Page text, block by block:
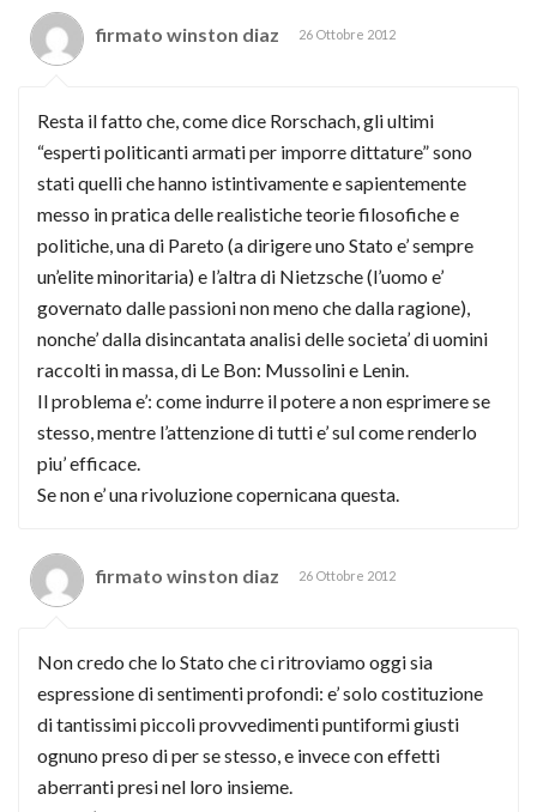
firmato winston diaz 26 Ottobre 2012
Resta il fatto che, come dice Rorschach, gli ultimi
“esperti politicanti armati per imporre dittature” sono
stati quelli che hanno istintivamente e sapientemente
messo in pratica delle realistiche teorie filosofiche e
politiche, una di Pareto (a dirigere uno Stato e’ sempre
un’elite minoritaria) e l’altra di Nietzsche (l’uomo e’
governato dalle passioni non meno che dalla ragione),
nonche’ dalla disincantata analisi delle societa’ di uomini
raccolti in massa, di Le Bon: Mussolini e Lenin.
Il problema e’: come indurre il potere a non esprimere se
stesso, mentre l’attenzione di tutti e’ sul come renderlo
piu’ efficace.
Se non e’ una rivoluzione copernicana questa.
firmato winston diaz 26 Ottobre 2012
Non credo che lo Stato che ci ritroviamo oggi sia
espressione di sentimenti profondi: e’ solo costituzione
di tantissimi piccoli provvedimenti puntiformi giusti
ognuno preso di per se stesso, e invece con effetti
aberranti presi nel loro insieme.